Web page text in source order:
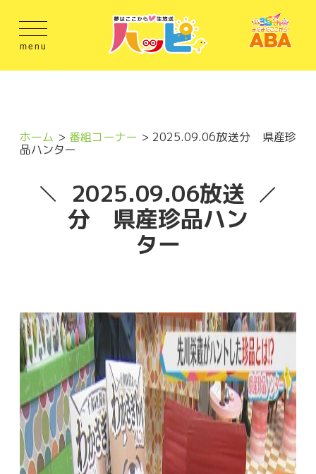
menu
ホーム 番組コーナー
2025.09.06放送分 県産珍
品ハンター
2025.09.06放送
分 県産珍品ハン
ター